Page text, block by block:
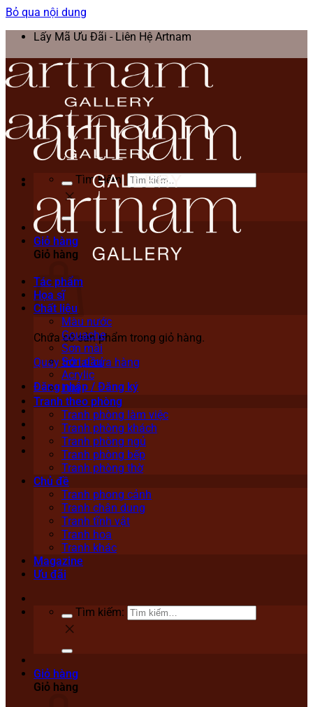
Bỏ qua nội dung
Lấy Mã Ưu Đãi - Liên Hệ Artnam
Tìm kiếm:
Giỏ hàng
Giỏ hàng
Chưa có sản phẩm trong giỏ hàng.
Quay trở lại cửa hàng
Đăng nhập / Đăng ký
Tác phẩm
Họa sĩ
Chất liệu
Màu nước
Gouache
Sơn mài
Sơn dầu
Acrylic
Lụa
Tranh theo phòng
Tranh phòng làm việc
Tranh phòng khách
Tranh phòng ngủ
Tranh phòng bếp
Tranh phòng thờ
Chủ đề
Tranh phong cảnh
Tranh chân dung
Tranh tĩnh vật
Tranh hoa
Tranh khác
Magazine
Ưu đãi
Tìm kiếm:
Giỏ hàng
Giỏ hàng